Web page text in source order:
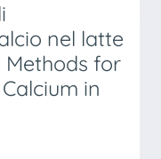
nel latte
for
in